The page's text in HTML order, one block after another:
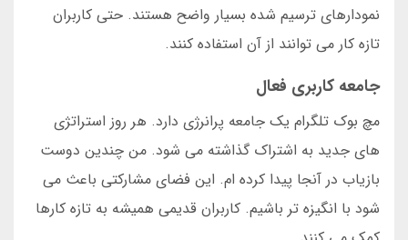
نمودارهای ترسیم شده بسیار واضح هستند. حتی کاربران
تازه کار می توانند از آن استفاده کنند.
جامعه کاربری فعال
مچ بوک تلگرام یک جامعه پرانرژی دارد. هر روز استراتژی
های جدید به اشتراک گذاشته می شود. من چندین دوست
بازیاب در آنجا پیدا کرده ام. این فضای مشارکتی باعث می
شود با انگیزه تر باشیم. کاربران قدیمی همیشه به تازه کارها